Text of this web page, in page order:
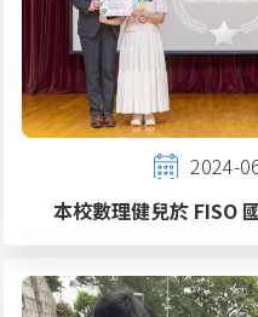
2024-
本校數理健兒於 FISO